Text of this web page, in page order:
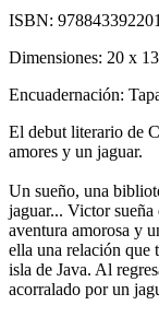
ISBN:
Dimensiones: 20 x 13
Encuadernación:
El debut literario de
amores y un jaguar.
Un sueño, una
jaguar... Victor
aventura amorosa y
ella una relación que
isla de Java. Al
acorralado por un